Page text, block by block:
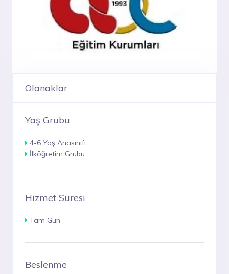
Olanaklar
Yaş Grubu
4-6 Yaş Anasınıfı
İlköğretim Grubu
Hizmet Süresi
Tam Gün
Beslenme